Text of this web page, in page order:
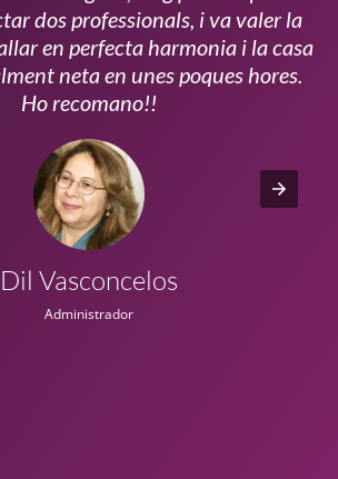
dos professionals, i va valer la
en perfecta harmonia i la casa
neta en unes poques hores.
Ho recomano!!
Dil Vasconcelos
Administrador